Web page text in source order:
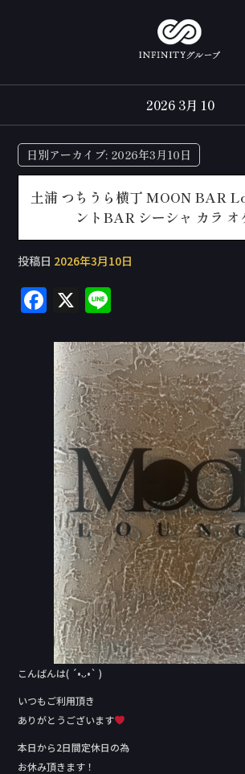
2026 3月 10
日別アーカイブ: 2026年3月10日
土浦 つちうら横丁 MOON BAR
ントBAR シーシャ カラ オ
投稿日 2026年3月10日
F
c
e
b
o
o
k
X
e
こんばんは( ´•ᴗ•` )
いつもご利用頂き
ありがとうございます
本日から2日間定休日の為
お休み頂きます！